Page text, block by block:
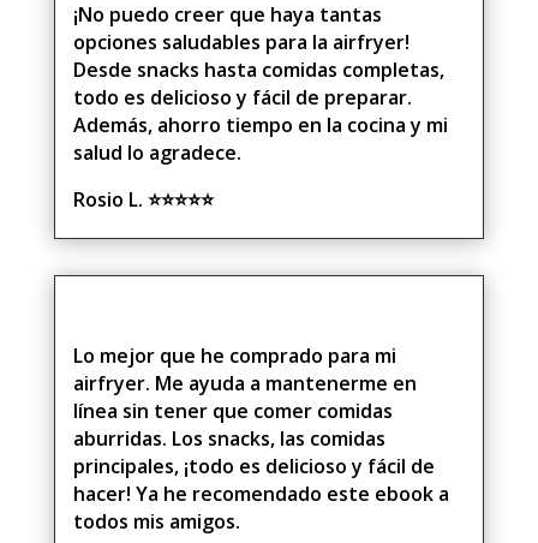
¡No puedo creer que haya tantas
opciones saludables para la airfryer!
Desde snacks hasta comidas completas,
todo es delicioso y fácil de preparar.
Además, ahorro tiempo en la cocina y mi
salud lo agradece.
Rosio L. ⭐⭐⭐⭐⭐
Lo mejor que he comprado para mi
airfryer. Me ayuda a mantenerme en
línea sin tener que comer comidas
aburridas. Los snacks, las comidas
principales, ¡todo es delicioso y fácil de
hacer! Ya he recomendado este ebook a
todos mis amigos.